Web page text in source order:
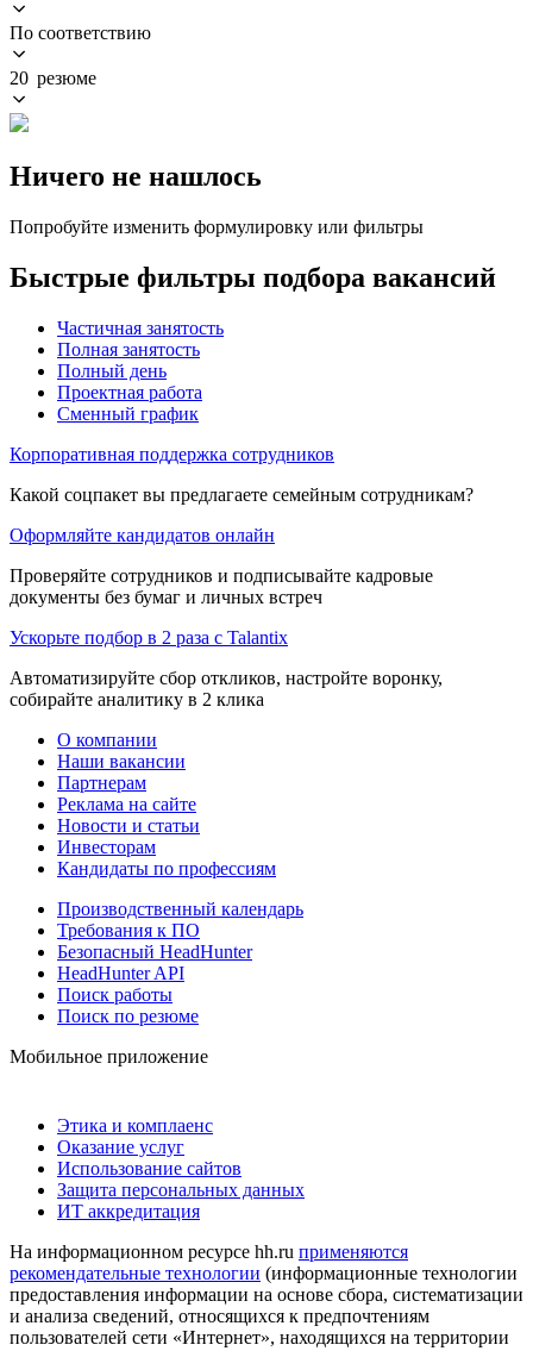
По соответствию
20 резюме
Ничего не нашлось
Попробуйте изменить формулировку или фильтры
Быстрые фильтры подбора вакансий
Частичная занятость
Полная занятость
Полный день
Проектная работа
Сменный график
Корпоративная поддержка сотрудников
Какой соцпакет вы предлагаете семейным сотрудникам?
Оформляйте кандидатов онлайн
Проверяйте сотрудников и подписывайте кадровые
документы без бумаг и личных встреч
Ускорьте подбор в 2 раза с Talantix
Автоматизируйте сбор откликов, настройте воронку,
собирайте аналитику в 2 клика
О компании
Наши вакансии
Партнерам
Реклама на сайте
Новости и статьи
Инвесторам
Кандидаты по профессиям
Производственный календарь
Требования к ПО
Безопасный HeadHunter
HeadHunter API
Поиск работы
Поиск по резюме
Мобильное приложение
Этика и комплаенс
Оказание услуг
Использование сайтов
Защита персональных данных
ИТ аккредитация
На информационном ресурсе hh.ru применяются
рекомендательные технологии (информационные технологии
предоставления информации на основе сбора, систематизации
и анализа сведений, относящихся к предпочтениям
пользователей сети «Интернет», находящихся на территории